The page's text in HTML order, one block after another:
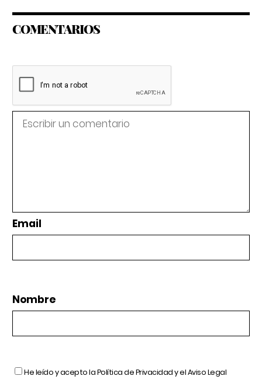
COMENTARIOS
Email
Nombre
He leído y acepto laPolítica de Privacidady elAviso Legal